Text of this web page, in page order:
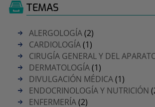
TEMAS
ALERGOLOGÍA(2)
CARDIOLOGÍA(1)
CIRUGÍA GENERAL Y DEL
DERMATOLOGÍA(1)
DIVULGACIÓN MÉDICA(1)
ENDOCRINOLOGÍA Y NUTRICIÓN
ENFERMERÍA(2)